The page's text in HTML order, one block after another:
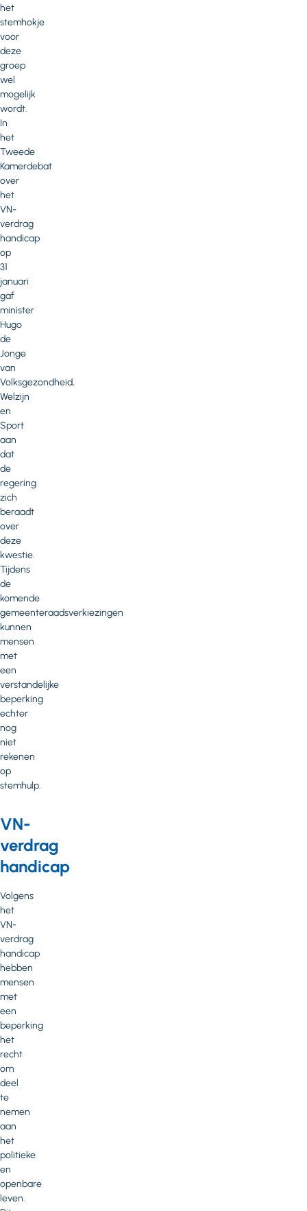
het
stemhokje
voor
deze
groep
wel
mogelijk
wordt.
In
het
Tweede
Kamerdebat
over
het
VN-
verdrag
handicap
op
31
januari
gaf
minister
Hugo
de
Jonge
van
Volksgezondheid,
Welzijn
en
Sport
aan
dat
de
regering
zich
beraadt
over
deze
kwestie.
Tijdens
de
komende
gemeenteraadsverkiezingen
kunnen
mensen
met
een
verstandelijke
beperking
echter
nog
niet
rekenen
op
stemhulp.
VN-
verdrag
handicap
Volgens
het
VN-
verdrag
handicap
hebben
mensen
met
een
beperking
het
recht
om
deel
te
nemen
aan
het
politieke
en
openbare
leven.